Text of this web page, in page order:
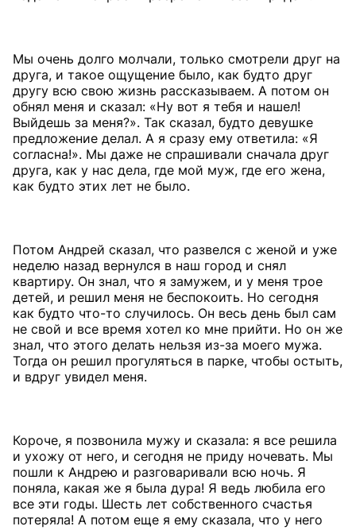
Мы очень долго молчали, только смотрели друг на
друга, и такое ощущение было, как будто друг
другу всю свою жизнь рассказываем. А потом он
обнял меня и сказал: «Ну вот я тебя и нашел!
Выйдешь за меня?». Так сказал, будто девушке
предложение делал. А я сразу ему ответила: «Я
согласна!». Мы даже не спрашивали сначала друг
друга, как у нас дела, где мой муж, где его жена,
как будто этих лет не было.
Потом Андрей сказал, что развелся с женой и уже
неделю назад вернулся в наш город и снял
квартиру. Он знал, что я замужем, и у меня трое
детей, и решил меня не беспокоить. Но сегодня
как будто что-то случилось. Он весь день был сам
не свой и все время хотел ко мне прийти. Но он же
знал, что этого делать нельзя из-за моего мужа.
Тогда он решил прогуляться в парке, чтобы остыть,
и вдруг увидел меня.
Короче, я позвонила мужу и сказала: я все решила
и ухожу от него, и сегодня не приду ночевать. Мы
пошли к Андрею и разговаривали всю ночь. Я
поняла, какая же я была дура! Я ведь любила его
все эти годы. Шесть лет собственного счастья
потеряла! А потом еще я ему сказала, что у него